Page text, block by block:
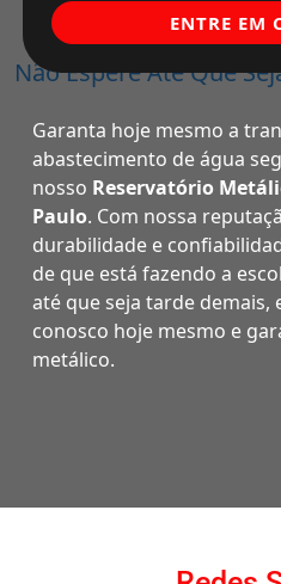
Não Espere Até Que
Garanta hoje mesmo a
abastecimento de água
nosso Reservatório
Paulo. Com nossa
durabilidade e
de que está fazendo a
até que seja tarde demais,
conosco hoje mesmo e
metálico.
ENTRE EM